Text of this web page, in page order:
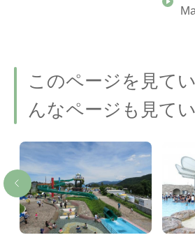
このページを見て
んなページも見て